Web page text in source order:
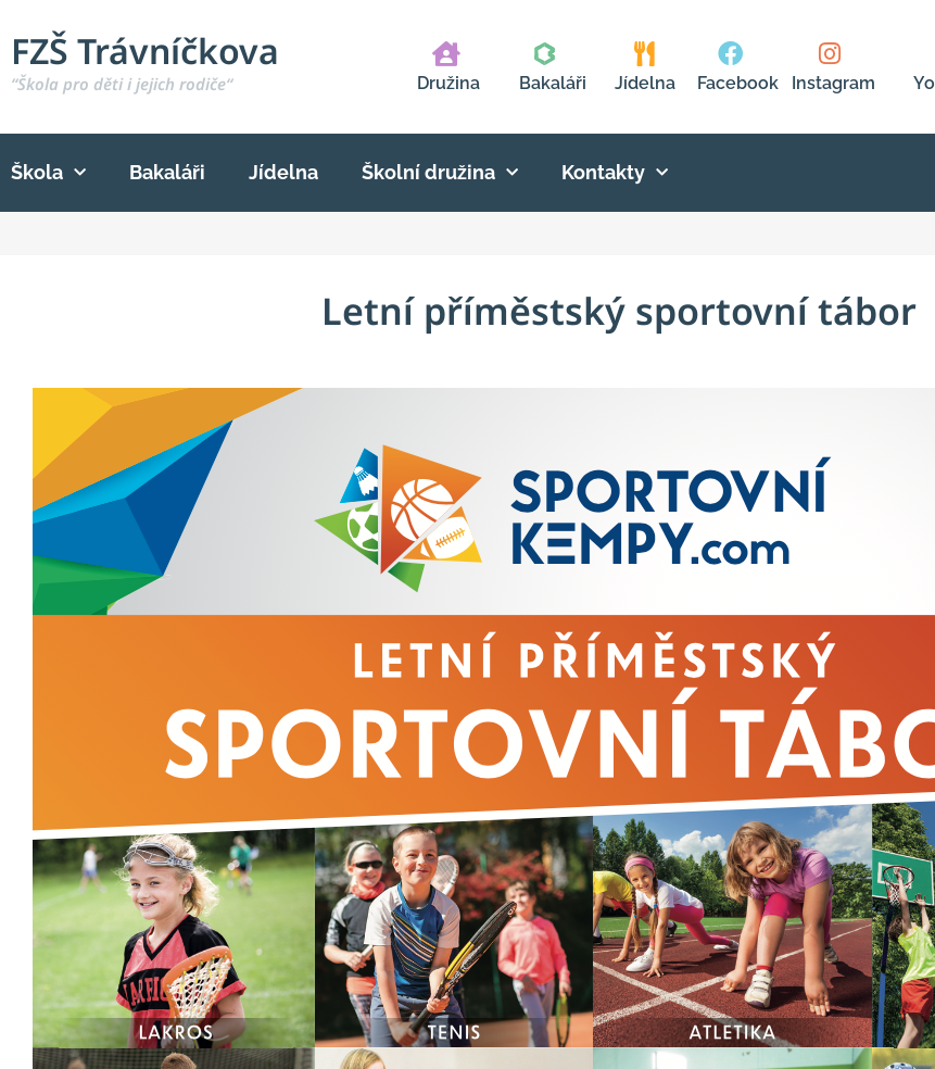
FZŠ Trávníčkova
“Škola pro děti i jejich rodiče“ Družina Bakaláři Jídelna Facebook Instagram
Škola Bakaláři Jídelna Školní družina Kontakty
Letní příměstský sportovní tábor